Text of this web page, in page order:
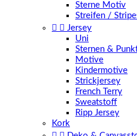
Sterne Motiv
Streifen /
  Jersey
Uni
Sternen &
Motive
Kindermotive
Strickjersey
French Terry
Sweatstoff
Ripp Jersey
Kork